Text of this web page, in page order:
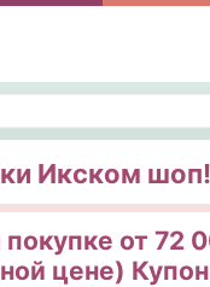
Икском
от 72
цене)